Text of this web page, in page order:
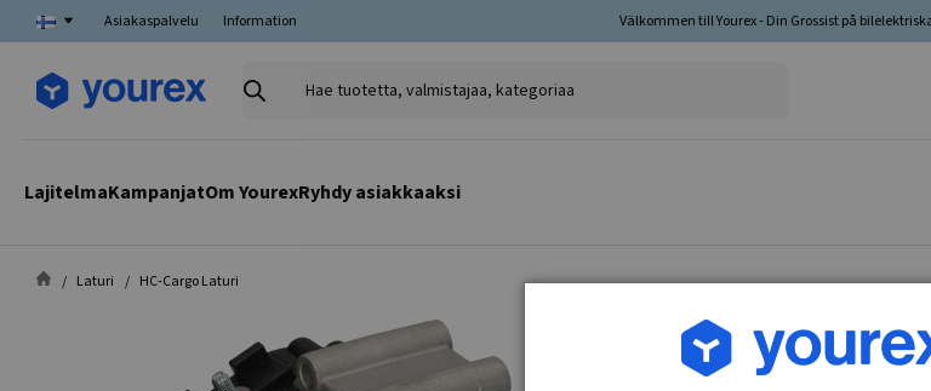
Asiakaspalvelu Information Välkommen till Yourex - Din Grossist på
Hae
LajitelmaKampanjatOm YourexRyhdy asiakkaaksi
Laturi HC-Cargo Laturi
Tuotenro.: F032115807